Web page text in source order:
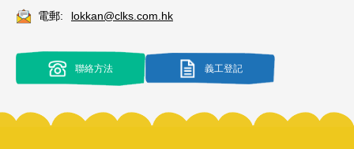
電郵: lokkan@clks.com.hk
聯絡方法 義工登記